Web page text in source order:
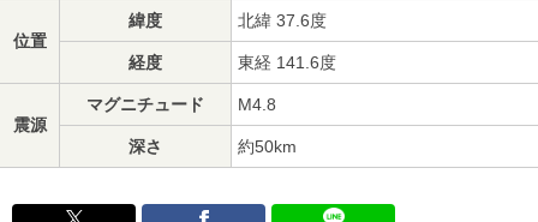
位置
緯度 北緯 37.6度
経度 東経 141.6度
震源
マグニチュード M4.8
深さ 約50km